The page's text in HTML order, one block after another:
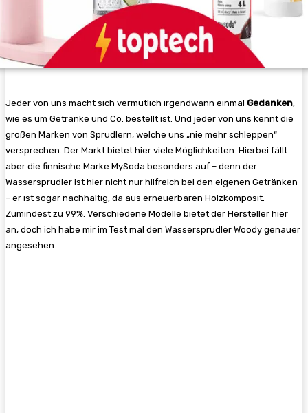
Jeder von uns macht sich vermutlich irgendwann einmal Gedanken,
wie es um Getränke und Co. bestellt ist. Und jeder von uns kennt die
großen Marken von Sprudlern, welche uns „nie mehr schleppen“
versprechen. Der Markt bietet hier viele Möglichkeiten. Hierbei fällt
aber die finnische Marke MySoda besonders auf – denn der
Wassersprudler ist hier nicht nur hilfreich bei den eigenen Getränken
– er ist sogar nachhaltig, da aus erneuerbaren Holzkomposit.
Zumindest zu 99%. Verschiedene Modelle bietet der Hersteller hier
an, doch ich habe mir im Test mal den Wassersprudler Woody genauer
angesehen.